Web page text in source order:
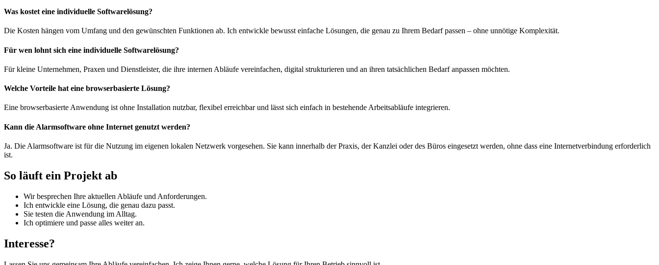
Was kostet eine individuelle Softwarelösung?
Die Kosten hängen vom Umfang und den gewünschten Funktionen ab. Ich entwickle bewusst einfache Lösungen, die genau zu Ihrem Bedarf passen – ohne unnötige Komplexität.
Für wen lohnt sich eine individuelle Softwarelösung?
Für kleine Unternehmen, Praxen und Dienstleister, die ihre internen Abläufe vereinfachen, digital strukturieren und an ihren tatsächlichen Bedarf anpassen möchten.
Welche Vorteile hat eine browserbasierte Lösung?
Eine browserbasierte Anwendung ist ohne Installation nutzbar, flexibel erreichbar und lässt sich einfach in bestehende Arbeitsabläufe integrieren.
Kann die Alarmsoftware ohne Internet genutzt werden?
Ja. Die Alarmsoftware ist für die Nutzung im eigenen lokalen Netzwerk vorgesehen. Sie kann innerhalb der Praxis, der Kanzlei oder des Büros eingesetzt werden, ohne dass eine Internetverbindung erforderlich
ist.
So läuft ein Projekt ab
Wir besprechen Ihre aktuellen Abläufe und Anforderungen.
Ich entwickle eine Lösung, die genau dazu passt.
Sie testen die Anwendung im Alltag.
Ich optimiere und passe alles weiter an.
Interesse?